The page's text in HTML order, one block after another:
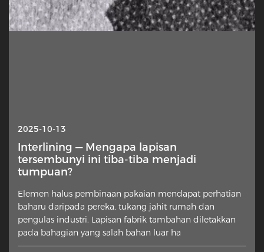
2025-10-13
Interlining — Mengapa lapisan
tersembunyi ini tiba-tiba menjadi
tumpuan?
Elemen halus pembinaan pakaian mendapat perhatian
baharu daripada pereka, tukang jahit rumah dan
pengulas industri. Lapisan fabrik tambahan diletakkan
pada bahagian yang salah bahan luar ha